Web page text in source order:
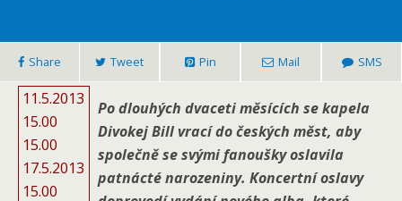
Share Tweet Pin Mail SMS
11.5.2013
15.00
15.00
17.5.2013
15.00
Po dlouhých dvaceti měsících se kapela
Divokej Bill vrací do českých měst, aby
společně se svými fanoušky oslavila
patnácté narozeniny. Koncertní oslavy